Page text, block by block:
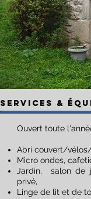
SERVICES &
Ouvert toute
Abri couvert/
Micro ondes,
Jardin, salon de
privé,
Linge de lit et de